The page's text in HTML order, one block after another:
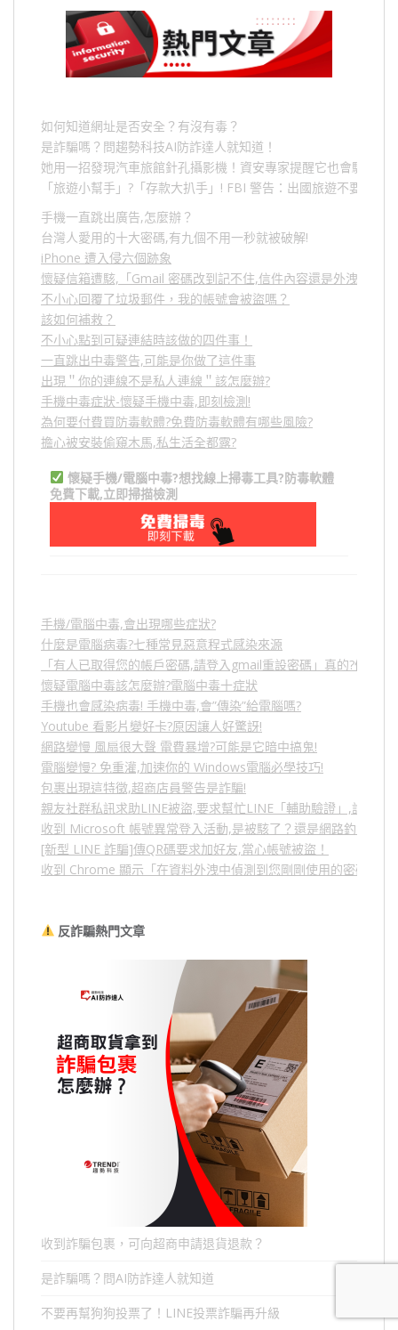
如何知道網址是否安全？有沒有毒？
是詐騙嗎？問趨勢科技AI防詐達人就知道！
她用一招發現汽車旅館針孔攝影機！資安專家提醒它也會駭人成
「旅遊小幫手」 ? 「存款大扒手」 ! FBI 警告：出國旅遊不要做的
手機一直跳出廣告,怎麼辦？
台灣人愛用的十大密碼,有九個不用一秒就被破解!
iPhone 遭入侵六個跡象
懷疑信箱遭駭,「Gmail 密碼改到記不住,信件內容還是外洩？」,
不小心回覆了垃圾郵件，我的帳號會被盜嗎？
該如何補救？
不小心點到可疑連結時該做的四件事！
一直跳出中毒警告,可能是你做了這件事
出現＂你的連線不是私人連線＂該怎麼辦?
手機中毒症狀-懷疑手機中毒,即刻檢測!
為何要付費買防毒軟體?免費防毒軟體有哪些風險?
擔心被安裝偷窺木馬,私生活全都露?
懷疑手機/電腦中毒?想找線上掃毒工具?防毒軟體
免費下載,立即掃描檢測
手機/電腦中毒,會出現哪些症狀?
什麼是電腦病毒?七種常見惡意程式感染來源
「有人已取得您的帳戶密碼,請登入gmail重設密碼」真的?假的?5
懷疑電腦中毒該怎麼辦?電腦中毒十症狀
手機也會感染病毒! 手機中毒,會”傳染”給電腦嗎?
Youtube 看影片變好卡?原因讓人好驚訝!
網路變慢 風扇很大聲 電費暴增?可能是它暗中搞鬼!
電腦變慢? 免重灌,加速你的 Windows電腦必學技巧!
包裹出現這特徵,超商店員警告是詐騙!
親友社群私訊求助LINE被盜,要求幫忙LINE「輔助驗證」,詐騙
收到 Microsoft 帳號異常登入活動,是被駭了？還是網路釣魚？
[新型 LINE 詐騙]傳QR碼要求加好友,當心帳號被盜！
收到 Chrome 顯示「在資料外洩中偵測到您剛剛使用的密碼」
反詐騙熱門文章
收到詐騙包裹，可向超商申請退貨退款？
是詐騙嗎？問AI防詐達人就知道
不要再幫狗狗投票了！LINE投票詐騙再升級